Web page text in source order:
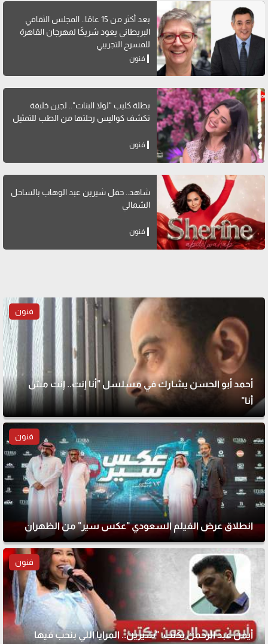
بعد أكثر من 15 عامًا.. المجلس الثقافي
البريطاني يعود شريكًا لمهرجان القاهرة
للمسرح التجريبي
فنون
بطلة كليب "لولا البنات".. لجين خليفة
تكشف كواليس رحلتها من الطب للتمثيل
فنون
شاهد.. حفل شيرين عبد الوهاب بالساحل
الشمالي
فنون
فنون
أحمد أبو الحسن يشارك في مسلسل "أنا إنت.. إنت مش
أنا"
فنون
انطلاق عرض الفيلم السعودي "عكس سير" من الظهران
فنون
أيمن عبد الرحمن يكتب: "شيرين.. المرايا اللي بنحب فيها